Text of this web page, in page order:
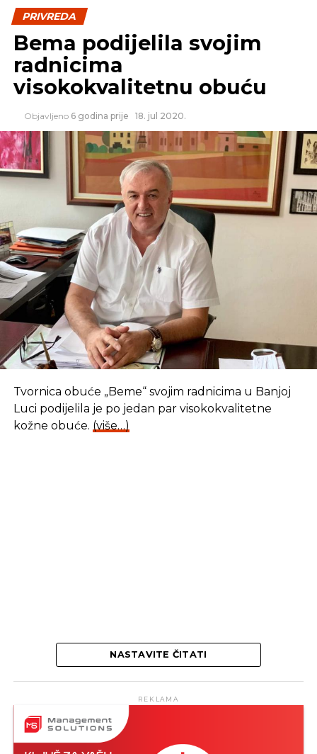
PRIVREDA
Bema podijelila svojim
radnicima
visokokvalitetnu obuću
Objavljeno 6 godina prije 18. jul 2020.
Tvornica obuće „Beme“ svojim radnicima u Banjoj
Luci podijelila je po jedan par visokokvalitetne
kožne obuće. (više…)
NASTAVITE ČITATI
REKLAMA